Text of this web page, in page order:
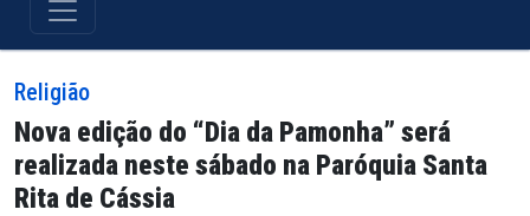
Religião
Nova edição do “Dia da Pamonha” será
realizada neste sábado na Paróquia Santa
Rita de Cássia